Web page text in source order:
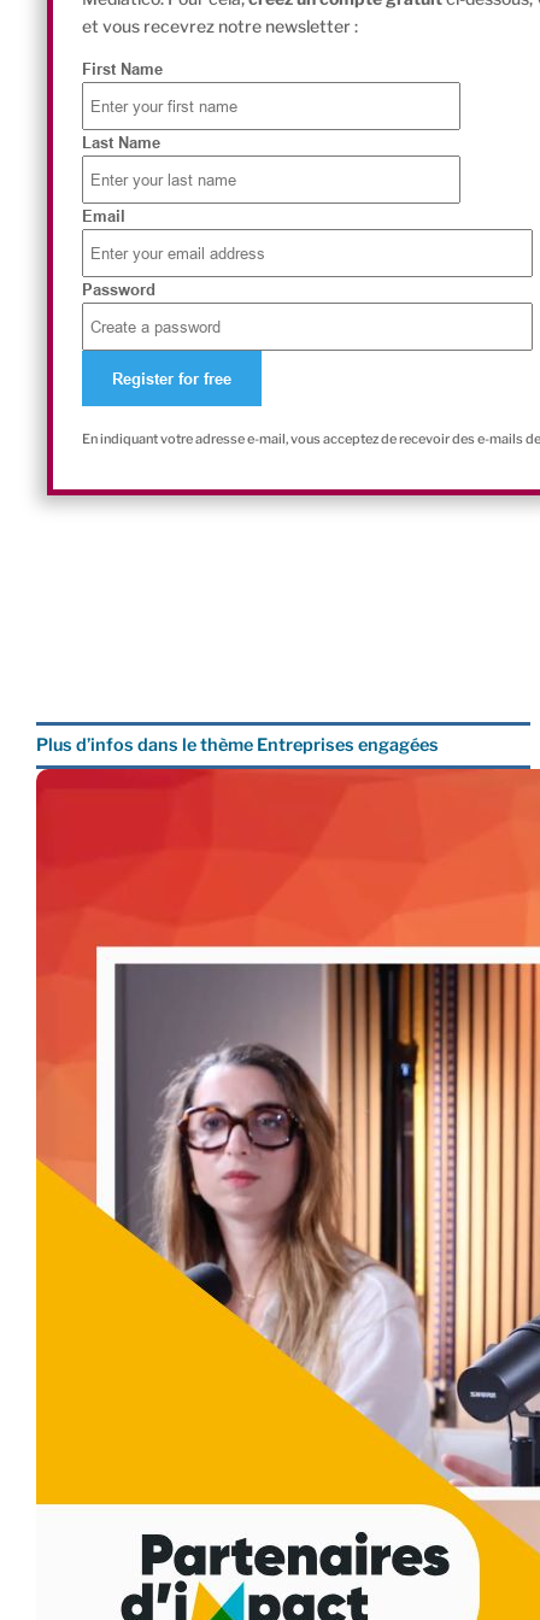
et vous recevrez notre newsletter :
First Name
Last Name
Email
Password
En indiquant votre adresse e-mail, vous acceptez de recevoir des e-mails
Plus d’infos dans le thème Entreprises engagées